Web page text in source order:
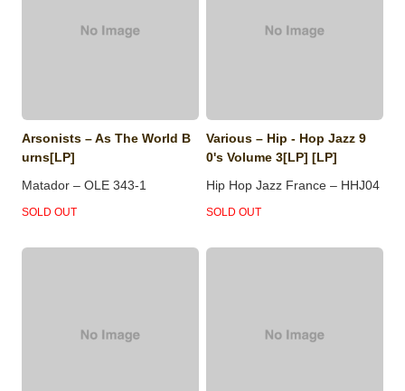
Arsonists – As The World B
urns[LP]
Matador – OLE 343-1
SOLD OUT
Various – Hip - Hop Jazz 9
0's Volume 3[LP] [LP]
Hip Hop Jazz France – HHJ04
SOLD OUT